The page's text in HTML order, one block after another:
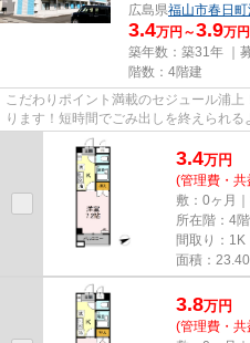
広島県福山市春日
3.4万円～3.9万円
築年数：築31年 ｜
階数：4階建
こだわりポイント満載のセジュール浦
ります！短時間でごみ出しを終えられ
ります！インターネット有り物...
3.4万円
(管理費・
敷：0ヶ月
所在階：4階
間取り：1K
面積：
3.8万円
(管理費・